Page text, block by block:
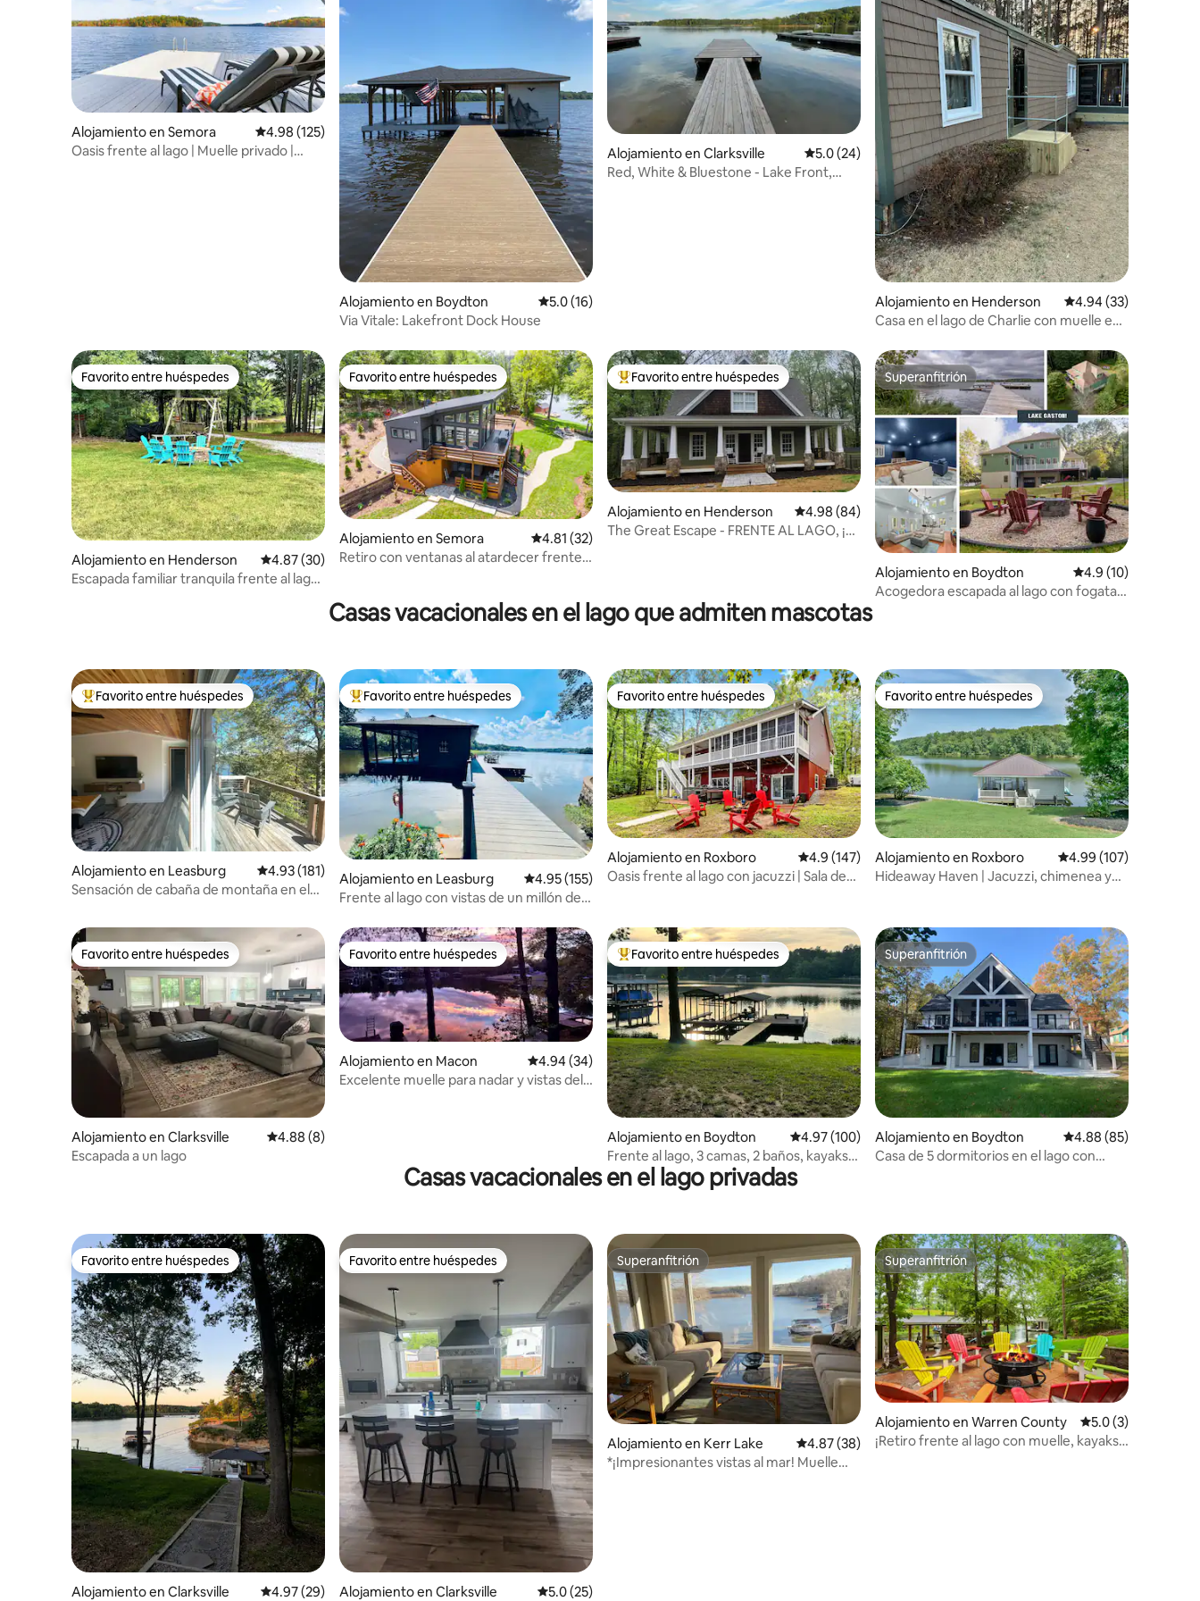
Alojamiento en Semora Calificación promedio: 4.98 de 5, 125 reseñas
4.98 (125)
Oasis frente al lago | Muelle privado |
Alojamiento en Boydton Calificación promedio: 5.0 de 5, 16 reseñas
5.0 (16)
Via Vitale: Lakefront Dock House
Alojamiento en Clarksville Calificación promedio: 5.0 de 5, 24 reseñas
5.0 (24)
Red, White & Bluestone - Lake Front,
Alojamiento en Henderson Calificación
4.94 (33)
Casa en el lago de Charlie con muelle en
Favorito entre huéspedes
Favorito entre huéspedes
Alojamiento en Henderson Calificación promedio: 4.87 de 5, 30 reseñas
4.87 (30)
Escapada familiar tranquila frente al lago
Favorito entre huéspedes
Favorito entre huéspedes
Alojamiento en Semora Calificación promedio: 4.81 de 5, 32 reseñas
4.81 (32)
Retiro con ventanas al atardecer frente
Favorito entre huéspedes preferido
Favorito entre huéspedes
Alojamiento en Henderson Calificación promedio: 4.98 de 5, 84 reseñas
4.98 (84)
The Great Escape - FRENTE AL LAGO, ¡SE
Superanfitrión
Superanfitrión
Alojamiento en Boydton Calificación
4.9 (10)
Acogedora escapada al lago con fogata,
Casas vacacionales en el lago que admiten mascotas
Favorito entre huéspedes preferido
Favorito entre huéspedes
Alojamiento en Leasburg Calificación promedio: 4.93 de 5, 181 reseñas
4.93 (181)
Sensación de cabaña de montaña en el
Favorito entre huéspedes preferido
Favorito entre huéspedes
Alojamiento en Leasburg Calificación promedio: 4.95 de 5, 155 reseñas
4.95 (155)
Frente al lago con vistas de un millón de
Favorito entre huéspedes
Favorito entre huéspedes
Alojamiento en Roxboro Calificación promedio: 4.9 de 5, 147 reseñas
4.9 (147)
Oasis frente al lago con jacuzzi | Sala de
Favorito entre huéspedes
Favorito entre huéspedes
Alojamiento en Roxboro Calificación promedio:
4.99 (107)
Hideaway Haven | Jacuzzi, chimenea y
Favorito entre huéspedes
Favorito entre huéspedes
Alojamiento en Clarksville Calificación promedio: 4.88 de 5, 8 reseñas
4.88 (8)
Escapada a un lago
Favorito entre huéspedes
Favorito entre huéspedes
Alojamiento en Macon Calificación promedio: 4.94 de 5, 34 reseñas
4.94 (34)
Excelente muelle para nadar y vistas del
Favorito entre huéspedes preferido
Favorito entre huéspedes
Alojamiento en Boydton Calificación promedio: 4.97 de 5, 100 reseñas
4.97 (100)
Frente al lago, 3 camas, 2 baños, kayaks,
cargador de vehículos eléctricos
Superanfitrión
Superanfitrión
Alojamiento en Boydton Calificación
4.88 (85)
Casa de 5 dormitorios en el lago con
Casas vacacionales en el lago privadas
Favorito entre huéspedes
Favorito entre huéspedes
Alojamiento en Clarksville Calificación promedio: 4.97 de 5, 29 reseñas
4.97 (29)
Favorito entre huéspedes
Favorito entre huéspedes
Alojamiento en Clarksville Calificación promedio: 5.0 de 5, 25 reseñas
5.0 (25)
Superanfitrión
Superanfitrión
Alojamiento en Kerr Lake Calificación promedio: 4.87 de 5, 38 reseñas
4.87 (38)
*¡Impresionantes vistas al mar! Muelle
Superanfitrión
Superanfitrión
Alojamiento en Warren County Calificación
5.0 (3)
¡Retiro frente al lago con muelle, kayaks y